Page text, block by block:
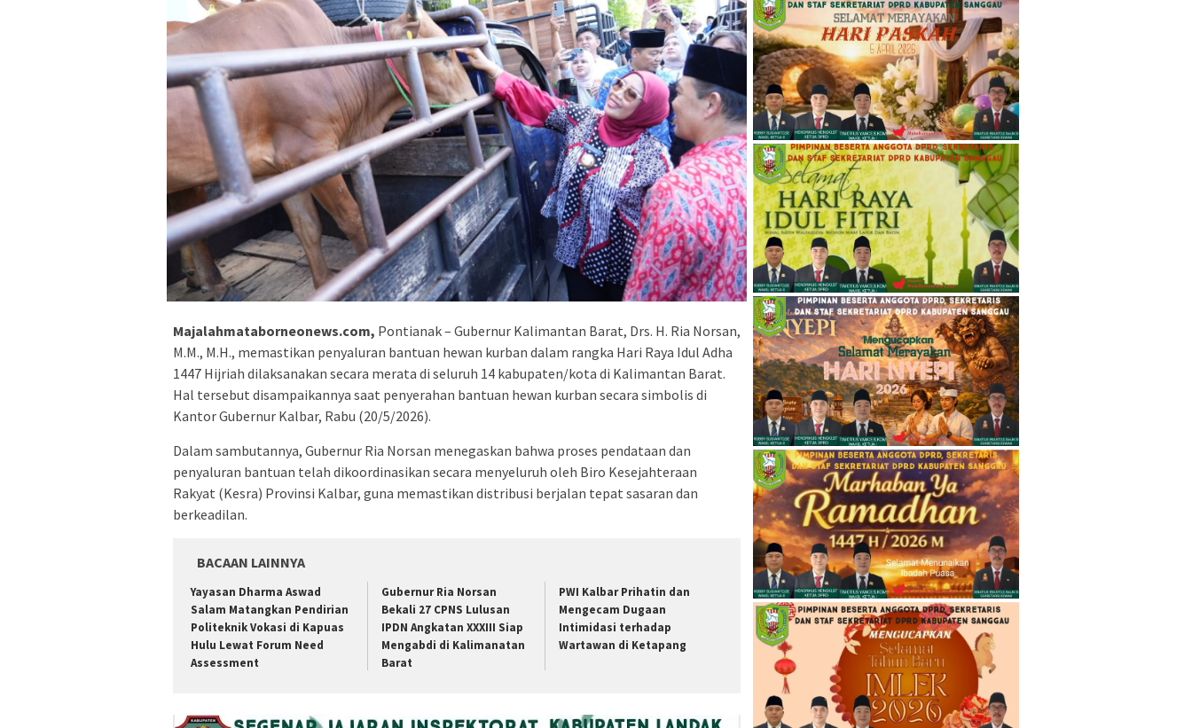
Majalahmataborneonews.com, Pontianak – Gubernur Kalimantan Barat, Drs. H. Ria Norsan,
M.M., M.H., memastikan penyaluran bantuan hewan kurban dalam rangka Hari Raya Idul Adha
1447 Hijriah dilaksanakan secara merata di seluruh 14 kabupaten/kota di Kalimantan Barat.
Hal tersebut disampaikannya saat penyerahan bantuan hewan kurban secara simbolis di
Kantor Gubernur Kalbar, Rabu (20/5/2026).
Dalam sambutannya, Gubernur Ria Norsan menegaskan bahwa proses pendataan dan
penyaluran bantuan telah dikoordinasikan secara menyeluruh oleh Biro Kesejahteraan
Rakyat (Kesra) Provinsi Kalbar, guna memastikan distribusi berjalan tepat sasaran dan
berkeadilan.
BACAAN LAINNYA
Yayasan Dharma Aswad
Salam Matangkan Pendirian
Politeknik Vokasi di Kapuas
Hulu Lewat Forum Need
Assessment
Gubernur Ria Norsan
Bekali 27 CPNS Lulusan
IPDN Angkatan XXXIII Siap
Mengabdi di Kalimanatan
Barat
PWI Kalbar Prihatin dan
Mengecam Dugaan
Intimidasi terhadap
Wartawan di Ketapang